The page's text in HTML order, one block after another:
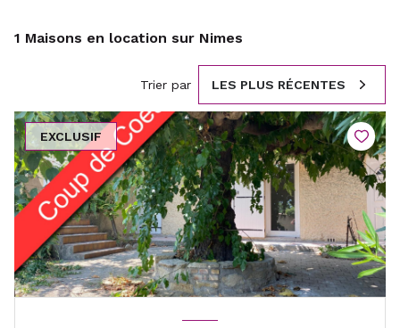
1 Maisons en location sur Nimes
Trier par LES PLUS RÉCENTES
EXCLUSIF